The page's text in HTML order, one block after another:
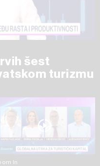
šest
turizmu
In